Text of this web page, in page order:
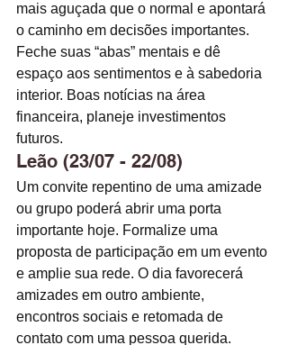
mais aguçada que o normal e apontará
o caminho em decisões importantes.
Feche suas “abas” mentais e dê
espaço aos sentimentos e à sabedoria
interior. Boas notícias na área
financeira, planeje investimentos
futuros.
Leão (23/07 - 22/08)
Um convite repentino de uma amizade
ou grupo poderá abrir uma porta
importante hoje. Formalize uma
proposta de participação em um evento
e amplie sua rede. O dia favorecerá
amizades em outro ambiente,
encontros sociais e retomada de
contato com uma pessoa querida.